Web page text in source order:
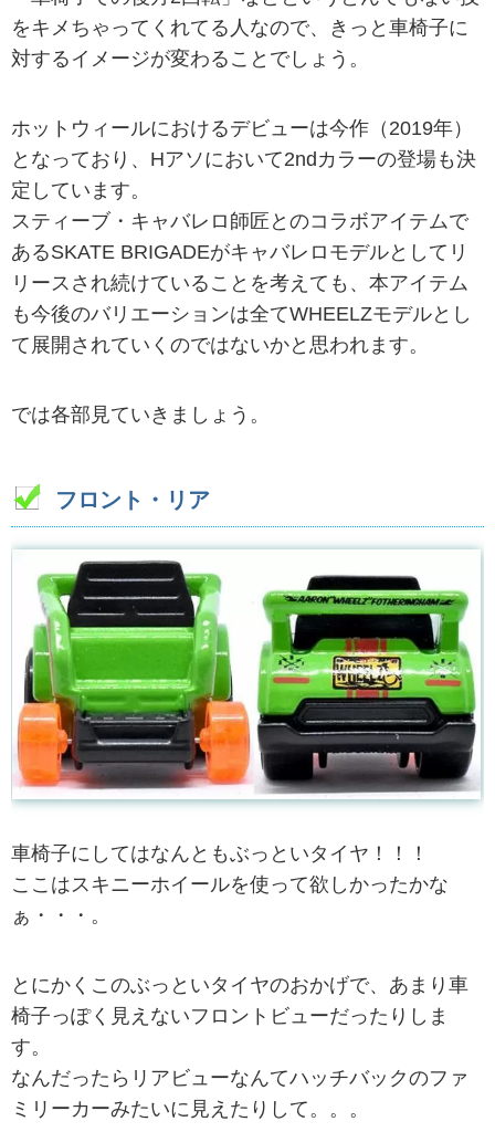
をキメちゃってくれてる人なので、きっと車椅子に
対するイメージが変わることでしょう。
ホットウィールにおけるデビューは今作（2019年）
となっており、Hアソにおいて2ndカラーの登場も決
定しています。
スティーブ・キャバレロ師匠とのコラボアイテムで
あるSKATE BRIGADEがキャバレロモデルとしてリ
リースされ続けていることを考えても、本アイテム
も今後のバリエーションは全てWHEELZモデルとし
て展開されていくのではないかと思われます。
では各部見ていきましょう。
フロント・リア
車椅子にしてはなんともぶっといタイヤ！！！
ここはスキニーホイールを使って欲しかったかな
ぁ・・・。
とにかくこのぶっといタイヤのおかげで、あまり車
椅子っぽく見えないフロントビューだったりしま
す。
なんだったらリアビューなんてハッチバックのファ
ミリーカーみたいに見えたりして。。。